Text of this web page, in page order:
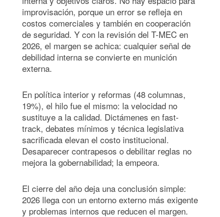
improvisación, porque un error se refleja en
costos comerciales y también en cooperación
de seguridad. Y con la revisión del T-MEC en
2026, el margen se achica: cualquier señal de
debilidad interna se convierte en munición
externa.
En política interior y reformas (48 columnas,
19%), el hilo fue el mismo: la velocidad no
sustituye a la calidad. Dictámenes en fast-
track, debates mínimos y técnica legislativa
sacrificada elevan el costo institucional.
Desaparecer contrapesos o debilitar reglas no
mejora la gobernabilidad; la empeora.
El cierre del año deja una conclusión simple:
2026 llega con un entorno externo más exigente
y problemas internos que reducen el margen.